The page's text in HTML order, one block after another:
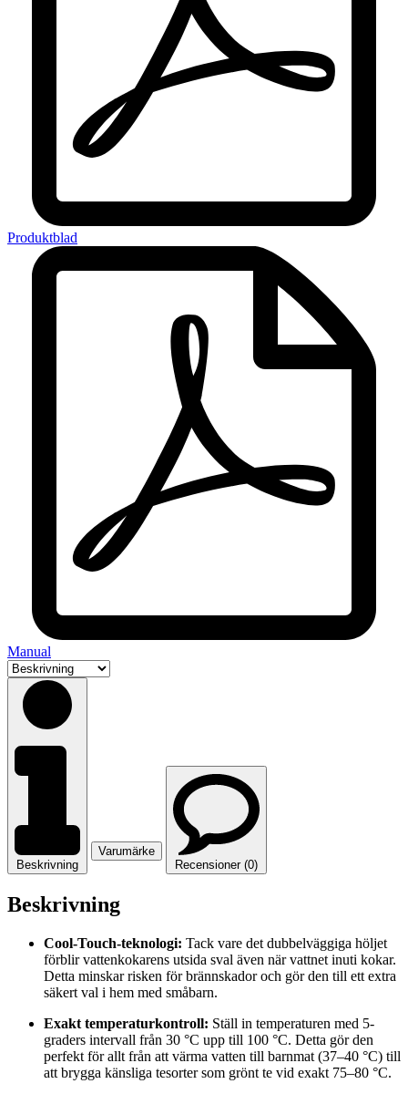
Produktblad
Manual
Beskrivning
Varumärke
Recensioner (0)
Beskrivning
Cool-Touch-teknologi: Tack vare det dubbelväggiga höljet
förblir vattenkokarens utsida sval även när vattnet inuti kokar.
Detta minskar risken för brännskador och gör den till ett extra
säkert val i hem med småbarn.
Exakt temperaturkontroll: Ställ in temperaturen med 5-
graders intervall från 30 °C upp till 100 °C. Detta gör den
perfekt för allt från att värma vatten till barnmat (37–40 °C) till
att brygga känsliga tesorter som grönt te vid exakt 75–80 °C.